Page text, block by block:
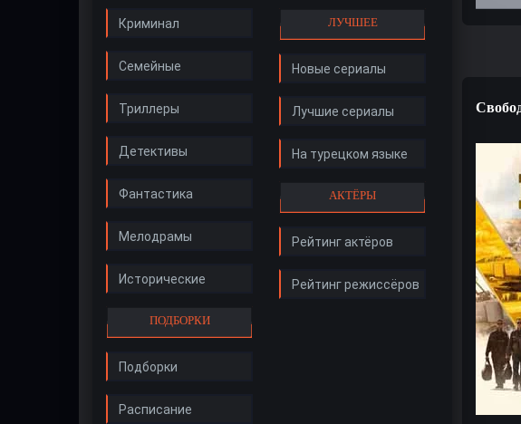
Криминал
Семейные
Триллеры
Детективы
Фантастика
Мелодрамы
Исторические
ПОДБОРКИ
Подборки
Расписание
ЛУЧШЕЕ
Новые сериалы
Лучшие сериалы
На турецком языке
АКТЁРЫ
Рейтинг актёров
Рейтинг режиссёров